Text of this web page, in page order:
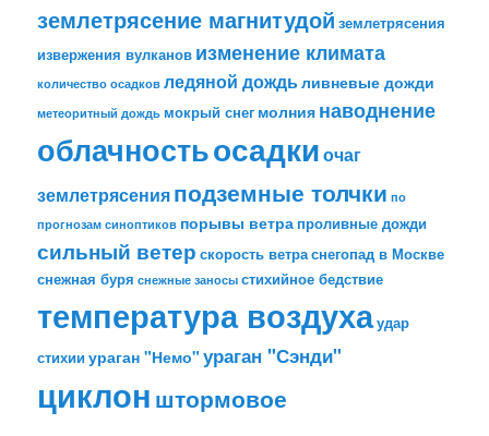
землетрясение магнитудой землетрясения
извержения вулканов изменение климата
количество осадков ледяной дождьливневые дожди
метеоритный дождь мокрый снег молния наводнение
облачностьосадкиочаг
землетрясенияподземные толчки по
прогнозам синоптиков порывы ветра проливные дожди
сильный ветер скорость ветраснегопад в Москве
снежная буря снежные заносы стихийное бедствие
температура воздухаудар
стихии ураган "Немо" ураган "Сэнди"
циклон штормовое